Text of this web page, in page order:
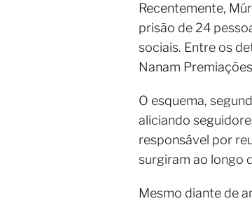
Recentemente,
prisão de 24
sociais. Entre os
Nanam
O esquema,
aliciando
responsável por
surgiram ao longo
Mesmo diante de